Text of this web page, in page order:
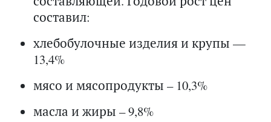
составил:
хлебобулочные изделия и крупы —
13,4%
мясо и мясопродукты – 10,3%
масла и жиры – 9,8%